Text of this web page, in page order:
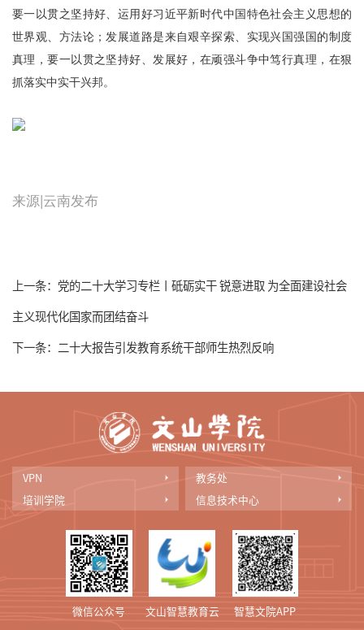
要一以贯之坚持好、运用好习近平新时代中国特色社会主义思想的
世界观、方法论；发展道路是来自艰辛探索、实现兴国强国的制度
真理，要一以贯之坚持好、发展好，在顽强斗争中笃行真理，在狠
抓落实中实干兴邦。
来源|云南发布
上一条： 党的二十大学习专栏丨砥砺实干 锐意进取 为全面建设社会
主义现代化国家而团结奋斗
下一条： 二十大报告引发教育系统干部师生热烈反响
VPN
教务处
培训学院
信息技术中心
微信公众号 文山智慧教育云 智慧文院APP